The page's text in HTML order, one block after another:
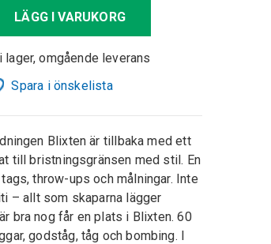
LÄGG I VARUKORG
lager, omgående leverans
Spara i önskelista
Blixten är tillbaka med ett
till bristningsgränsen med stil. En
throw-ups och målningar. Inte
– allt som skaparna lägger
bra nog får en plats i Blixten. 60
godståg, tåg och bombing. I